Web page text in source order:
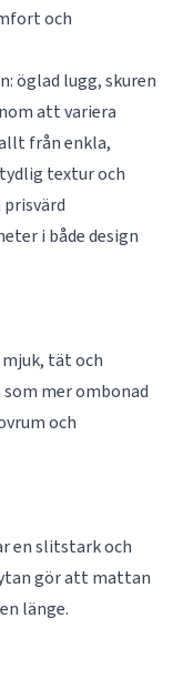
och
öglad lugg, skuren
att variera
från enkla,
textur och
i både design
tät och
mer ombonad
och
en slitstark och
gör att mattan
länge.